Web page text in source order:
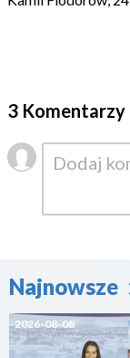
3 Komentarzy
Najnowsze
2026-08-08